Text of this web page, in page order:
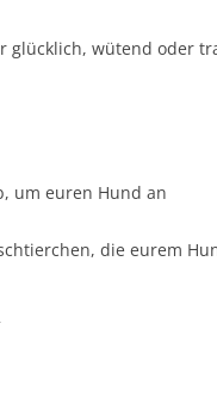
glücklich, wütend oder
um euren Hund an
die eurem